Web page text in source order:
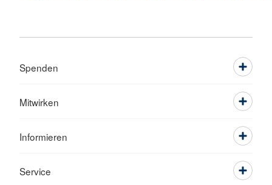
Spenden
Mitwirken
Informieren
Service